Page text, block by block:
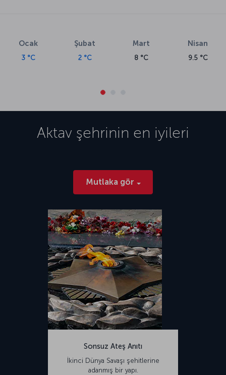
Ocak
3 °C
Şubat
2 °C
Mart
8 °C
Nisan
9.5 °C
Aktav şehrinin en iyileri
Mutlaka gör
Sonsuz Ateş Anıtı
İkinci Dünya Savaşı şehitlerine
adanmış bir yapı.